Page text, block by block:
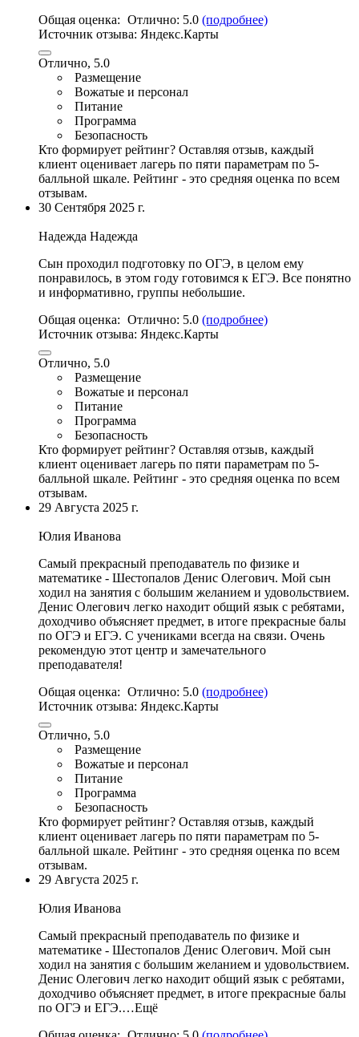
Общая оценка: Отлично: 5.0 (подробнее)
Источник отзыва: Яндекс.Карты
Отлично, 5.0
Размещение
Вожатые и персонал
Питание
Программа
Безопасность
Кто формирует рейтинг? Оставляя отзыв, каждый
клиент оценивает лагерь по пяти параметрам по 5-
балльной шкале. Рейтинг - это средняя оценка по всем
отзывам.
30 Сентября 2025 г.
Надежда Надежда
Сын проходил подготовку по ОГЭ, в целом ему
понравилось, в этом году готовимся к ЕГЭ. Все понятно
и информативно, группы небольшие.
Общая оценка: Отлично: 5.0 (подробнее)
Источник отзыва: Яндекс.Карты
Отлично, 5.0
Размещение
Вожатые и персонал
Питание
Программа
Безопасность
Кто формирует рейтинг? Оставляя отзыв, каждый
клиент оценивает лагерь по пяти параметрам по 5-
балльной шкале. Рейтинг - это средняя оценка по всем
отзывам.
29 Августа 2025 г.
Юлия Иванова
Самый прекрасный преподаватель по физике и
математике - Шестопалов Денис Олегович. Мой сын
ходил на занятия с большим желанием и удовольствием.
Денис Олегович легко находит общий язык с ребятами,
доходчиво объясняет предмет, в итоге прекрасные балы
по ОГЭ и ЕГЭ. С учениками всегда на связи. Очень
рекомендую этот центр и замечательного
преподавателя!
Общая оценка: Отлично: 5.0 (подробнее)
Источник отзыва: Яндекс.Карты
Отлично, 5.0
Размещение
Вожатые и персонал
Питание
Программа
Безопасность
Кто формирует рейтинг? Оставляя отзыв, каждый
клиент оценивает лагерь по пяти параметрам по 5-
балльной шкале. Рейтинг - это средняя оценка по всем
отзывам.
29 Августа 2025 г.
Юлия Иванова
Самый прекрасный преподаватель по физике и
математике - Шестопалов Денис Олегович. Мой сын
ходил на занятия с большим желанием и удовольствием.
Денис Олегович легко находит общий язык с ребятами,
доходчиво объясняет предмет, в итоге прекрасные балы
по ОГЭ и ЕГЭ.…Ещё